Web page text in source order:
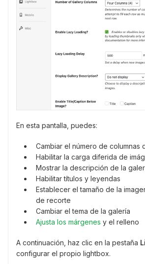
En esta pantalla, puedes:
Cambiar el número de columnas
Habilitar la carga diferida de
Mostrar la descripción de la
Habilitar títulos y leyendas
Establecer el tamaño de la
de recorte
Cambiar el tema de la galería
Ajusta los márgenes y el relleno
A continuación, haz clic en la pestaña
configurar el propio lightbox.